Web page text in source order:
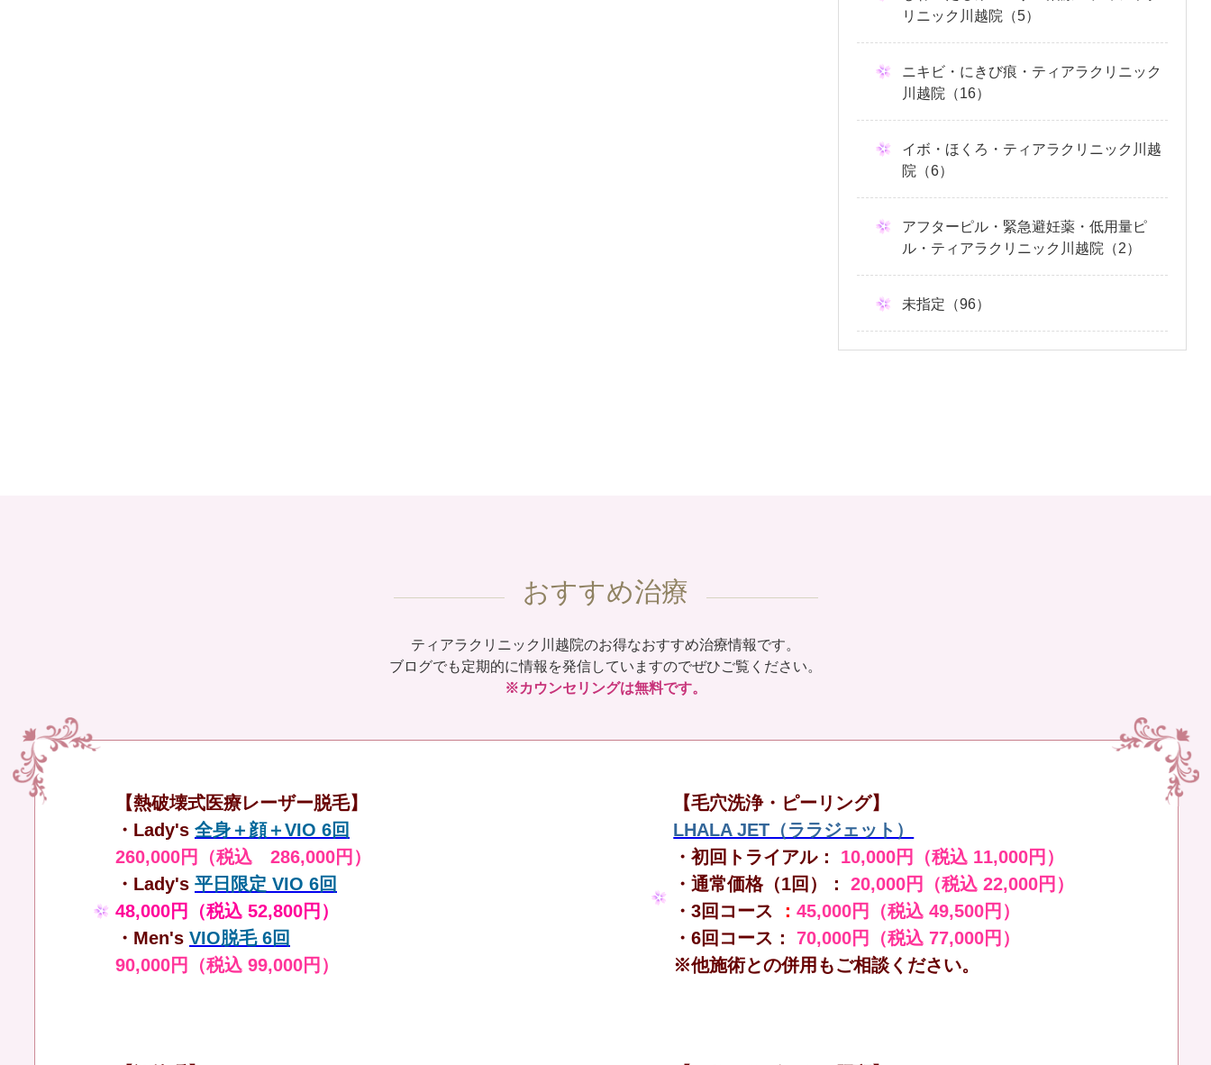
リニック川越院（5）
ニキビ・にきび痕・ティアラクリニック
川越院（16）
イボ・ほくろ・ティアラクリニック川越
院（6）
アフターピル・緊急避妊薬・低用量ピ
ル・ティアラクリニック川越院（2）
未指定（96）
おすすめ治療
ティアラクリニック川越院のお得なおすすめ治療情報です。
ブログでも定期的に情報を発信していますのでぜひご覧ください。
※カウンセリングは無料です。
【熱破壊式医療レーザー脱毛】
・Lady's 全身＋顔＋VIO 6回
260,000円（税込 286,000円）
・Lady's 平日限定 VIO 6回
48,000円（税込 52,800円）
・Men's VIO脱毛 6回
90,000円（税込 99,000円）
【毛穴洗浄・ピーリング】
LHALA JET（ララジェット）
・初回トライアル： 10,000円（税込 11,000円）
・通常価格（1回）：
20,000円（税込 22,000円）
・3回コース ：45,000円（税込 49,500円）
・6回コース：
70,000円（税込 77,000円）
※他施術との併用もご相談ください。